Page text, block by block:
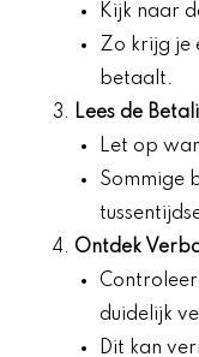
Kijk naar
Zo krijg je
betaalt.
Lees de
Let op
Sommige
Ontdek
duidelijk
Dit kan